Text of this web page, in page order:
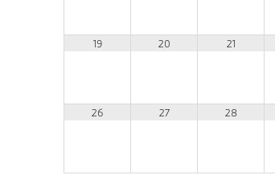
19 20 21
26 27 28